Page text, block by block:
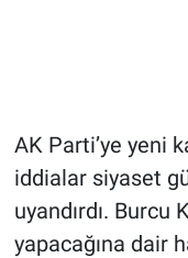
AK Parti’ye yeni
iddialar siyaset
uyandırdı. Burcu
yapacağına dair